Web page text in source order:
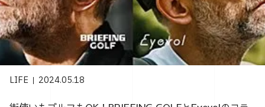
LIFE 2024.05.18